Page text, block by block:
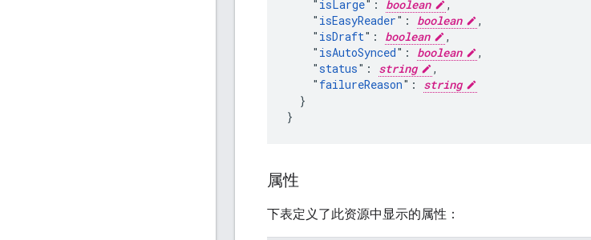
    "
isLarge": boolean
,
    "
isEasyReader": boolean
,
    "
isDraft": boolean
,
    "
isAutoSynced": boolean
,
    "
status": string
,
    "
failureReason": string
  }
}
属性
下表定义了此资源中显示的属性：